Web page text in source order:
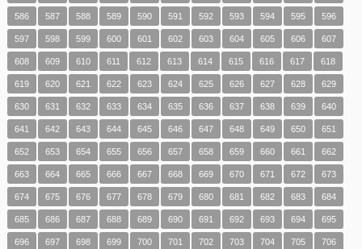
586 587 588 589 590 591 592 593 594 595 596
597 598 599 600 601 602 603 604 605 606 607
608 609 610 611 612 613 614 615 616 617 618
619 620 621 622 623 624 625 626 627 628 629
630 631 632 633 634 635 636 637 638 639 640
641 642 643 644 645 646 647 648 649 650 651
652 653 654 655 656 657 658 659 660 661 662
663 664 665 666 667 668 669 670 671 672 673
674 675 676 677 678 679 680 681 682 683 684
685 686 687 688 689 690 691 692 693 694 695
696 697 698 699 700 701 702 703 704 705 706